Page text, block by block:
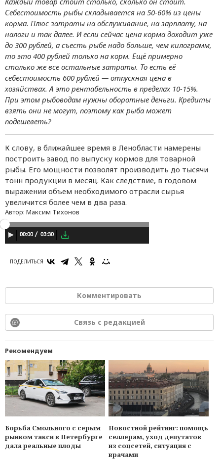
Себестоимость рыбы складывается на 50-60% из цены
корма. Плюс затраты на обслуживание, на зарплату, на
налоги и так далее. И если сейчас цена корма доходит уже
до 300 рублей, а съесть рыбе надо больше, чем килограмм,
то это 400 рублей только на корм. Ещё примерно
столько же все остальные затраты. То есть её
себестоимость 600 рублей — отпускная цена в
хозяйствах. А это рентабельность в пределах 10-15%.
При этом рыбоводам нужны оборотные деньги. Кредиты
взять они не могут, поэтому как рыба может
подешеветь?
К слову, в ближайшее время в Ленобласти намерены
построить завод по выпуску кормов для товарной
рыбы. Его мощности позволят производить до тысячи
тонн продукции в месяц. Как следствие, в годовом
выражении объем необходимого отрасли сырья
увеличится более чем в два раза.
Автор: Максим Тихонов
00:00 03:30
ПОДЕЛИТЬСЯ
Комментировать
Связь с редакцией
Рекомендуем
Борьба Смольного с серым
рынком такси в Петербурге
дала реальные плоды
Новостной рейтинг: помощь
селлерам, уход депутатов
из соцсетей, ситуация с
врачами